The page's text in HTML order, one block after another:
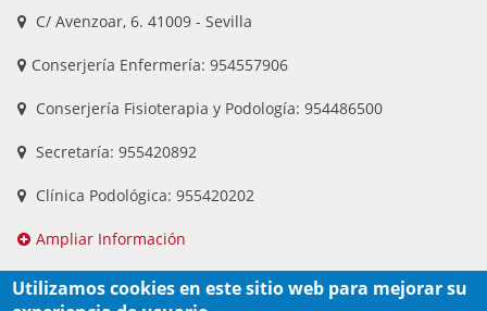
C/ Avenzoar, 6. 41009 - Sevilla
Conserjería Enfermería: 954557906
Conserjería Fisioterapia y Podología: 954486500
Secretaría: 955420892
Clínica Podológica: 955420202
Ampliar Información
Utilizamos cookies en este sitio web para mejorar su